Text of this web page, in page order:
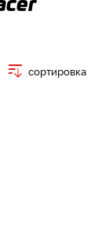
сортировка